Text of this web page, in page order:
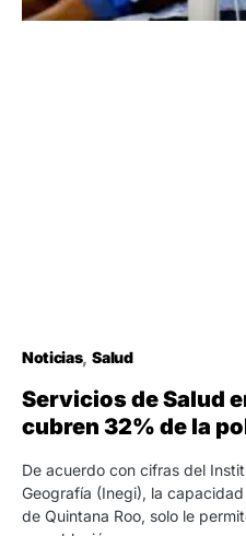
Noticias Salud
Servicios de Salud
cubren 32% de la
De acuerdo con cifras del
Geografía (Inegi), la
de Quintana Roo, solo le